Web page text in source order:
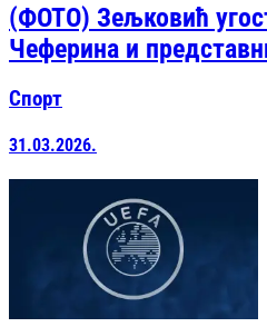
(ФОТО) Зељковић
Чеферина и
Спорт
31.03.2026.